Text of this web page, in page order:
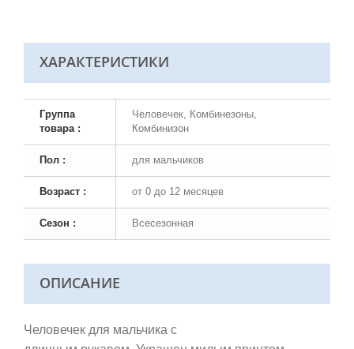
ХАРАКТЕРИСТИКИ
Группа
товара :
Человечек, Комбинезоны,
Комбинизон
Пол : для мальчиков
Возраст : от 0 до 12 месяцев
Сезон : Всесезонная
ОПИСАНИЕ
Человечек для мальчика с